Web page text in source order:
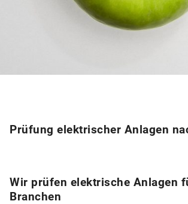
Prüfung elektrischer Anlagen
Wir prüfen elektrische Anlagen
Branchen